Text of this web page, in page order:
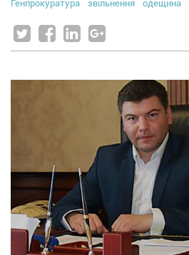
Генпрокуратура
звільнення одещина